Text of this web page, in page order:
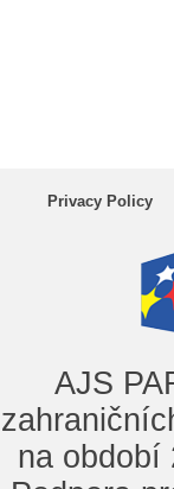
Privacy Policy
AJS
na období